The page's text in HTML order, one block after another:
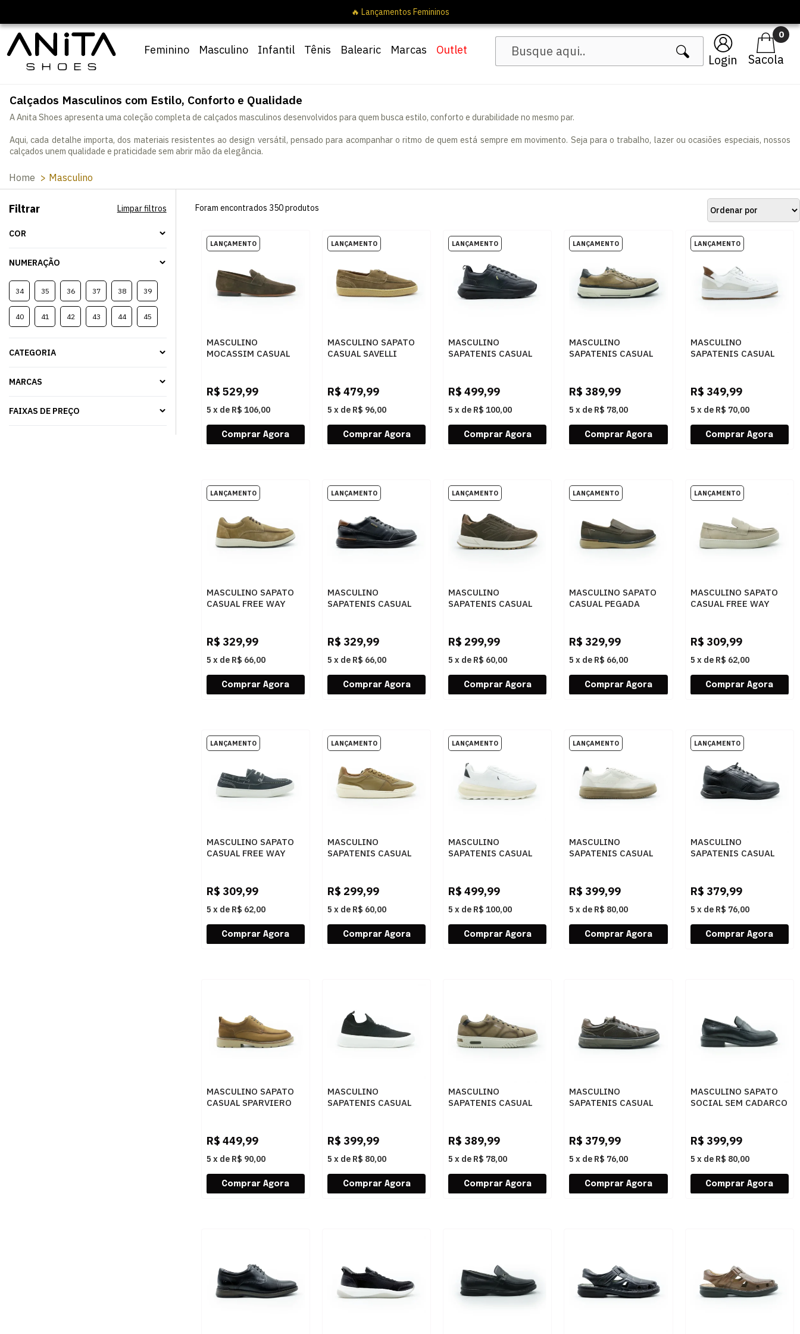
Login
0
Feminino Masculino Infantil Tênis Balearic Marcas Outlet
Calçados Masculinos com Estilo, Conforto e Qualidade
A Anita Shoes apresenta uma coleção completa de calçados masculinos desenvolvidos para quem busca estilo, conforto e durabilidade no mesmo par.
Aqui, cada detalhe importa, dos materiais resistentes ao design versátil, pensado para acompanhar o ritmo de quem está sempre em movimento. Seja para o trabalho, lazer ou ocasiões especiais, nossos
calçados unem qualidade e praticidade sem abrir mão da elegância.
Home Masculino
Filtrar Limpar filtros
COR
NUMERAÇÃO
34 35 36 37 38 39
40 41 42 43 44 45
CATEGORIA
MARCAS
FAIXAS DE PREÇO
Foram encontrados 350produtos
MASCULINO
MOCASSIM CASUAL
R$ 529,99
5 x de R$ 106,00
MASCULINO SAPATO
CASUAL SAVELLI
R$ 479,99
5 x de R$ 96,00
MASCULINO
SAPATENIS CASUAL
R$ 499,99
5 x de R$ 100,00
MASCULINO
SAPATENIS CASUAL
R$ 389,99
5 x de R$ 78,00
MASCULINO
SAPATENIS CASUAL
BRANCO
R$ 349,99
5 x de R$ 70,00
MASCULINO SAPATO
CASUAL FREE WAY
R$ 329,99
5 x de R$ 66,00
MASCULINO
SAPATENIS CASUAL
UP CONHAQUE
R$ 329,99
5 x de R$ 66,00
MASCULINO
SAPATENIS CASUAL
CHOCOLATE/PULL UP
CONHAQUE
R$ 299,99
5 x de R$ 60,00
MASCULINO SAPATO
CASUAL PEGADA
R$ 329,99
5 x de R$ 66,00
MASCULINO SAPATO
CASUAL FREE WAY
R$ 309,99
5 x de R$ 62,00
MASCULINO SAPATO
CASUAL FREE WAY
R$ 309,99
5 x de R$ 62,00
MASCULINO
SAPATENIS CASUAL
R$ 299,99
5 x de R$ 60,00
MASCULINO
SAPATENIS CASUAL
R$ 499,99
5 x de R$ 100,00
MASCULINO
SAPATENIS CASUAL
R$ 399,99
5 x de R$ 80,00
MASCULINO
SAPATENIS CASUAL
R$ 379,99
5 x de R$ 76,00
MASCULINO SAPATO
CASUAL SPARVIERO
R$ 449,99
5 x de R$ 90,00
MASCULINO
SAPATENIS CASUAL
R$ 399,99
5 x de R$ 80,00
MASCULINO
SAPATENIS CASUAL
CINZA
R$ 389,99
5 x de R$ 78,00
MASCULINO
SAPATENIS CASUAL
R$ 379,99
5 x de R$ 76,00
MASCULINO SAPATO
SOCIAL SEM CADARCO
R$ 399,99
5 x de R$ 80,00